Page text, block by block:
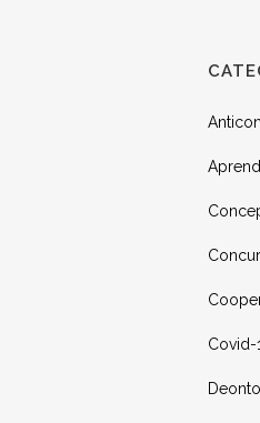
Covid-